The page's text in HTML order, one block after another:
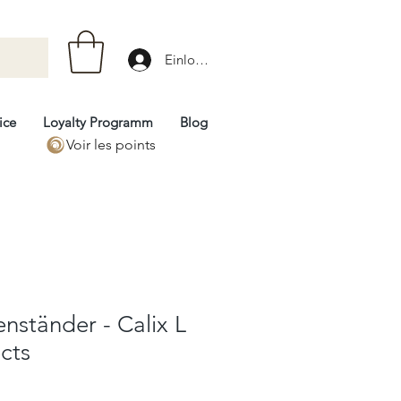
Einloggen
Loyalty Programm
Blog
Voir les points
- Calix L